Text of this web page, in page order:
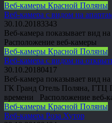
Веб-камеры Красной Поляны
Веб-камера с видом на
30.10.20183343
Веб-камера показывает вид
Расположение веб-камеры
Веб-камеры Красной Поляны
Веб-камера с видом на
30.10.20180417
Веб-камера показывает вид
ГК Гранд Отель Поляна, ГТЦ
времени Расположение веб-
Веб-камеры Красной Поляны
Веб-камера Роза Хутор